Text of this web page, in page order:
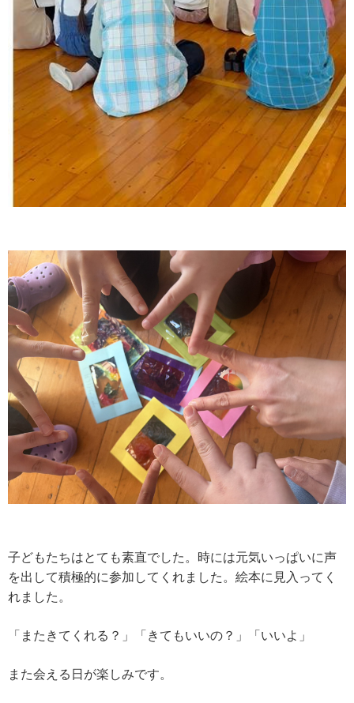
子どもたちはとても素直でした。時には元気いっぱいに声
を出して積極的に参加してくれました。絵本に見入ってく
れました。
「またきてくれる？」「きてもいいの？」「いいよ」
また会える日が楽しみです。